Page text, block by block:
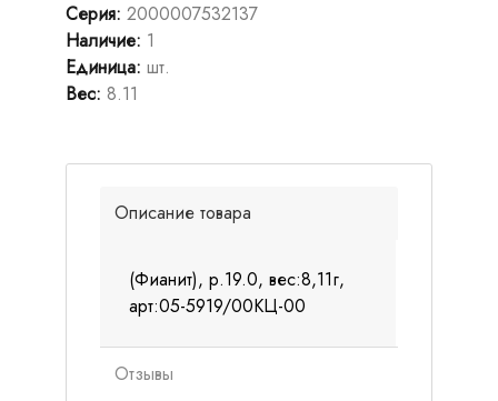
Серия: 2000007532137
Наличие: 1
Единица: шт.
Вес: 8.11
Описание товара
(Фианит), р.19.0, вес:8,11г,
арт:05-5919/00КЦ-00
Отзывы